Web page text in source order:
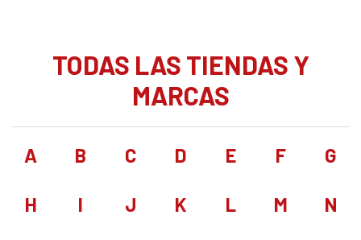
TODAS LAS TIENDAS Y
MARCAS
A B C D E F G
H I J K L M N